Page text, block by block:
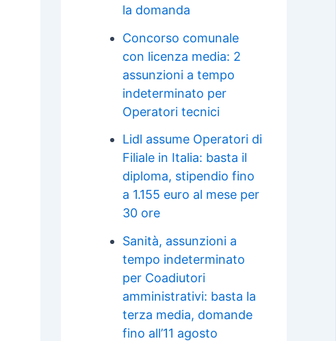
la domanda
Concorso comunale
con licenza media: 2
assunzioni a tempo
indeterminato per
Operatori tecnici
Lidl assume Operatori di
Filiale in Italia: basta il
diploma, stipendio fino
a 1.155 euro al mese per
30 ore
Sanità, assunzioni a
tempo indeterminato
per Coadiutori
amministrativi: basta la
terza media, domande
fino all’11 agosto